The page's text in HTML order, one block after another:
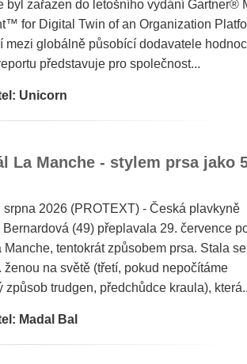
byl zařazen do letošního vydání Gartner®
for Digital Twin of an Organization
mezi globálně působící dodavatele
představuje pro společnost...
Unicorn
La Manche - stylem prsa jako
srpna 2026 (PROTEXT) - Česká plavkyně
(49) přeplavala 29. července
Manche, tentokrát způsobem prsa. Stala se
ženou na světě (třetí, pokud nepočítáme
způsob trudgen, předchůdce kraula),
Madal Bal